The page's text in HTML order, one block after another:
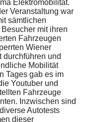
Elektromobilität.
Veranstaltung war
sämtlichen
mit ihren
Fahrzeugen
Wiener
durchführen und
Mobilität
Tages gab es im
Youtuber und
Fahrzeuge
Inzwischen sind
Autotests
dieser